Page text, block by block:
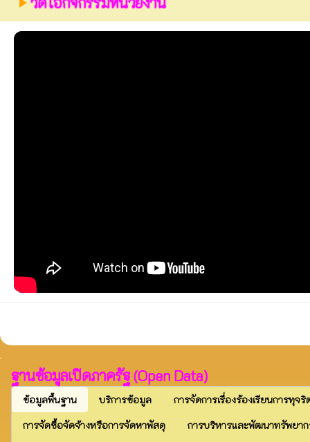
ฐานข้อมูลเปิดภาครัฐ (Open Data)
ข้อมูลพื้นฐาน บริการข้อมูล
การจัดการเรื่องร้องเรียนการทุจริ
การจัดซื้อจัดจ้างหรือการจัดหาพัสดุ
การบริหารและพัฒนาทรัพยา